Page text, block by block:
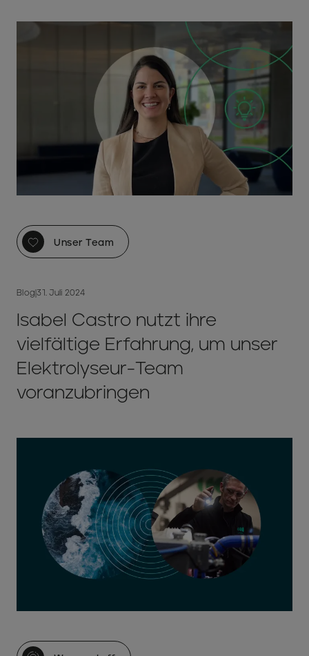
Unser Team
Blog|31. Juli 2024
Isabel Castro nutzt ihre
vielfältige Erfahrung, um unser
Elektrolyseur-Team
voranzubringen